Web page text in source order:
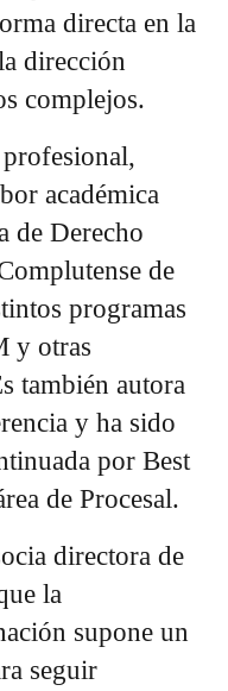
directa en la
dirección
complejos.
académica
de Derecho
de
programas
y otras
también autora
y ha sido
por Best
de Procesal.
directora de
la
supone un
seguir